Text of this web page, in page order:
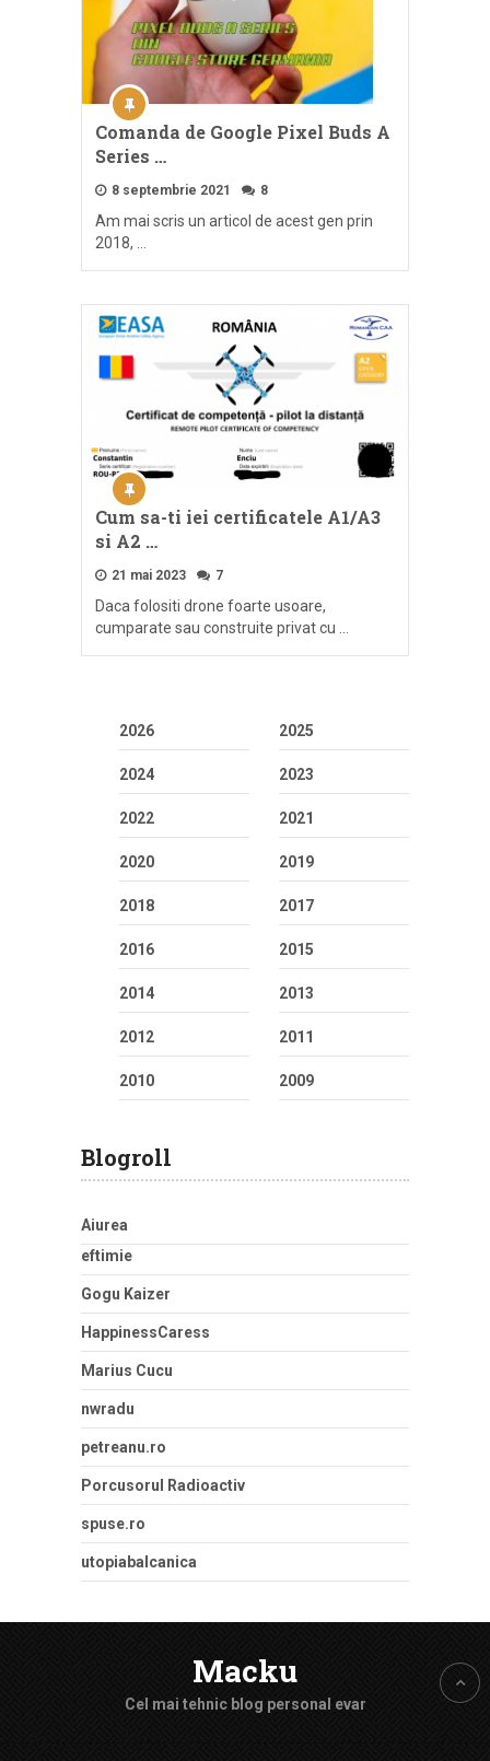
Comanda de Google Pixel Buds A
Series …
8 septembrie 2021 8
Am mai scris un articol de acest gen prin
2018, …
Cum sa-ti iei certificatele A1/A3
si A2 …
21 mai 2023 7
Daca folositi drone foarte usoare,
cumparate sau construite privat cu …
2026 2025
2024 2023
2022 2021
2020 2019
2018 2017
2016 2015
2014 2013
2012 2011
2010 2009
Blogroll
Aiurea
eftimie
Gogu Kaizer
HappinessCaress
Marius Cucu
nwradu
petreanu.ro
Porcusorul Radioactiv
spuse.ro
utopiabalcanica
Macku
Cel mai tehnic blog personal evar